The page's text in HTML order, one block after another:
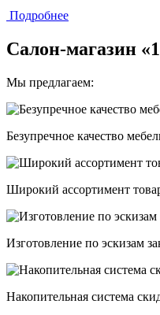
Подробнее
Салон-магазин
Мы предлагаем:
Безупречное качество
Широкий ассортимент
Изготовление по эскизам
Накопительная система